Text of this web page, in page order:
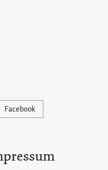
Facebook